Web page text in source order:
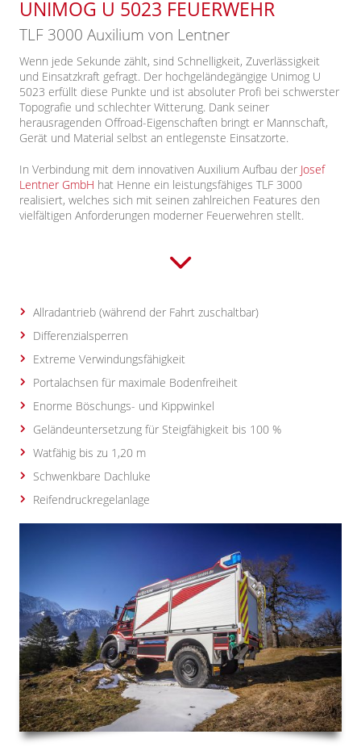
UNIMOG U 5023 FEUERWEHR
TLF 3000 Auxilium von Lentner
Wenn jede Sekunde zählt, sind Schnelligkeit, Zuverlässigkeit
und Einsatzkraft gefragt. Der hochgeländegängige Unimog U
5023 erfüllt diese Punkte und ist absoluter Profi bei schwerster
Topografie und schlechter Witterung. Dank seiner
herausragenden Offroad-Eigenschaften bringt er Mannschaft,
Gerät und Material selbst an entlegenste Einsatzorte.
In Verbindung mit dem innovativen Auxilium Aufbau der Josef
Lentner GmbH hat Henne ein leistungsfähiges TLF 3000
realisiert, welches sich mit seinen zahlreichen Features den
vielfältigen Anforderungen moderner Feuerwehren stellt.
Allradantrieb (während der Fahrt zuschaltbar)
Differenzialsperren
Extreme Verwindungsfähigkeit
Portalachsen für maximale Bodenfreiheit
Enorme Böschungs- und Kippwinkel
Geländeuntersetzung für Steigfähigkeit bis 100 %
Watfähig bis zu 1,20 m
Schwenkbare Dachluke
Reifendruckregelanlage